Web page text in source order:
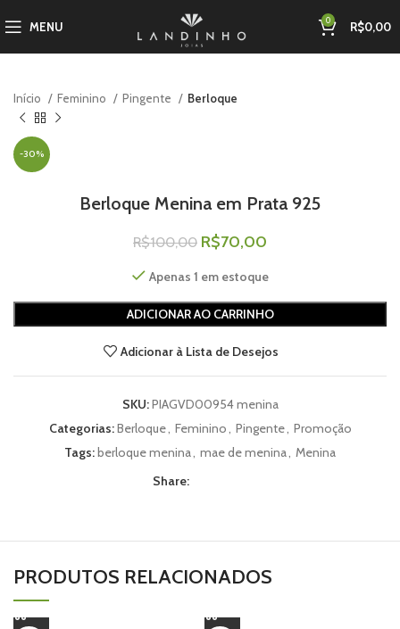
MENU 0 R$0,00
Início Feminino Pingente Berloque
-30%
Berloque Menina em Prata 925
R$100,00 R$70,00
Apenas 1 em estoque
ADICIONAR AO CARRINHO
Adicionar à Lista de Desejos
SKU:PIAGVD00954 menina
Categorias:Berloque, Feminino, Pingente, Promoção
Tags:berloque menina, mae de menina, Menina
Share:
PRODUTOS RELACIONADOS